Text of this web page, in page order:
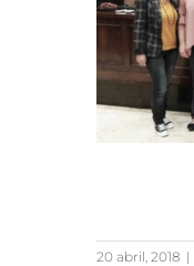
20 abril, 2018 |